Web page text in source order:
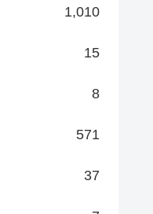
1,010
15
8
571
37